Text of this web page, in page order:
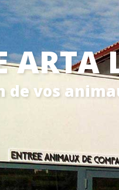
de vos
ARTA